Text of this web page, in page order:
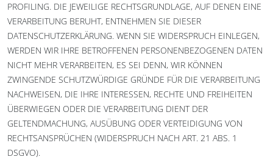
PROFILING. DIE JEWEILIGE RECHTSGRUNDLAGE, AUF DENEN EINE
VERARBEITUNG BERUHT, ENTNEHMEN SIE DIESER
DATENSCHUTZERKLÄRUNG. WENN SIE WIDERSPRUCH EINLEGEN,
WERDEN WIR IHRE BETROFFENEN PERSONENBEZOGENEN DATEN
NICHT MEHR VERARBEITEN, ES SEI DENN, WIR KÖNNEN
ZWINGENDE SCHUTZWÜRDIGE GRÜNDE FÜR DIE VERARBEITUNG
NACHWEISEN, DIE IHRE INTERESSEN, RECHTE UND FREIHEITEN
ÜBERWIEGEN ODER DIE VERARBEITUNG DIENT DER
GELTENDMACHUNG, AUSÜBUNG ODER VERTEIDIGUNG VON
RECHTSANSPRÜCHEN (WIDERSPRUCH NACH ART. 21 ABS. 1
DSGVO).